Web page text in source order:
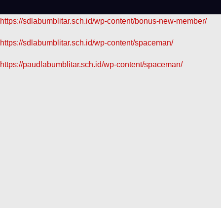
https://sdlabumblitar.sch.id/wp-content/bonus-new-member/
https://sdlabumblitar.sch.id/wp-content/spaceman/
https://paudlabumblitar.sch.id/wp-content/spaceman/